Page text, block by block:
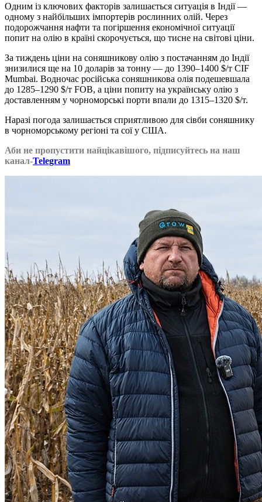
Одним із ключових факторів залишається ситуація в Індії—
одному з найбільших імпортерів рослинних олій. Через
подорожчання нафти та погіршення економічної ситуації
попит на олію в країні скорочується, що тисне на світові ціни.
За тиждень ціни на соняшникову олію з постачанням до Індії
знизилися ще на 10 доларів за тонну — до 1390–1400 $/т CIF
Mumbai. Водночас російська соняшникова олія подешевшала
до 1285–1290 $/т FOB, а ціни попиту на українську олію з
доставленням у чорноморські порти впали до 1315–1320 $/т.
Наразі погода залишається сприятливою для сівби соняшнику
в чорноморському регіоні та сої у США.
Аби не пропустити найцікавішого, підписуйтесь на наш
канал-Telegram